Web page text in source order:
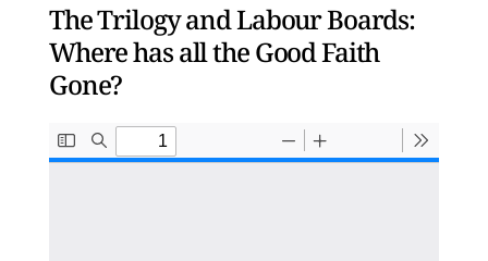
The Trilogy and Labour Boards:
Where has all the Good Faith
Gone?